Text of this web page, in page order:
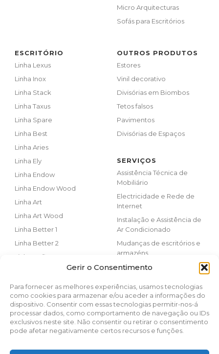
Gerir o Consentimento
Para fornecer as melhores experiências, usamos tecnologias
como cookies para armazenar e/ou aceder a informações do
dispositivo. Consentir com essas tecnologias permitir-nos-á
processar dados, como comportamento de navegação ou IDs
exclusivos neste site. Não consentir ou retirar o consentimento
pode afetar negativamente certos recursos e funções.
Micro Arquitecturas
Sofás para Escritórios
ESCRITÓRIO
Linha Lexus
Linha Inox
Linha Stack
Linha Taxus
Linha Spare
Linha Best
Linha Aries
Linha Ely
Linha Endow
Linha Endow Wood
Linha Art
Linha Art Wood
Linha Better 1
Linha Better 2
Linha Reflexos
Linha Dream
Linha Ofy
Linha Noa
Linha Noa Wood
OUTROS PRODUTOS
Estores
Vinil decorativo
Divisórias em Biombos
Tetos falsos
Pavimentos
Divisórias de Espaços
SERVIÇOS
Assistência Técnica de
Mobiliário
Electricidade e Rede de
Internet
Instalação e Assistência de
Ar Condicionado
Mudanças de escritórios e
armazéns
Obras, Pinturas e